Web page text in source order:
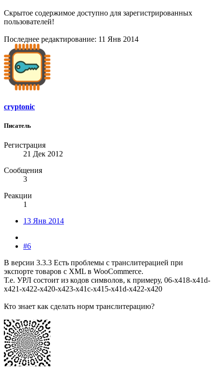
Скрытое содержимое доступно для зарегистрированных
пользователей!
Последнее редактирование: 11 Янв 2014
сryptonic
Писатель
Регистрация
21 Дек 2012
Сообщения
3
Реакции
1
13 Янв 2014
#6
В версии 3.3.3 Есть проблемы с транслитерацией при
экспорте товаров с XML в WooCommerce.
Т.е. УРЛ состоит из кодов символов, к примеру, 06-x418-x41d-
x421-x422-x420-x423-x41c-x415-x41d-x422-x420
Кто знает как сделать норм транслитерацию?